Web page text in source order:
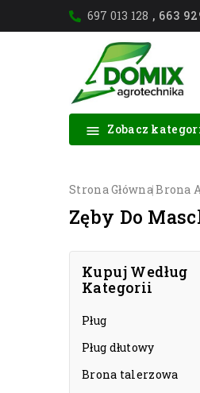
697 013 128 , 663
 Zobacz
Strona GłównaBrona
Zęby Do
Kupuj Według
Kategorii
Pług
Pług dłutowy
Brona talerzowa